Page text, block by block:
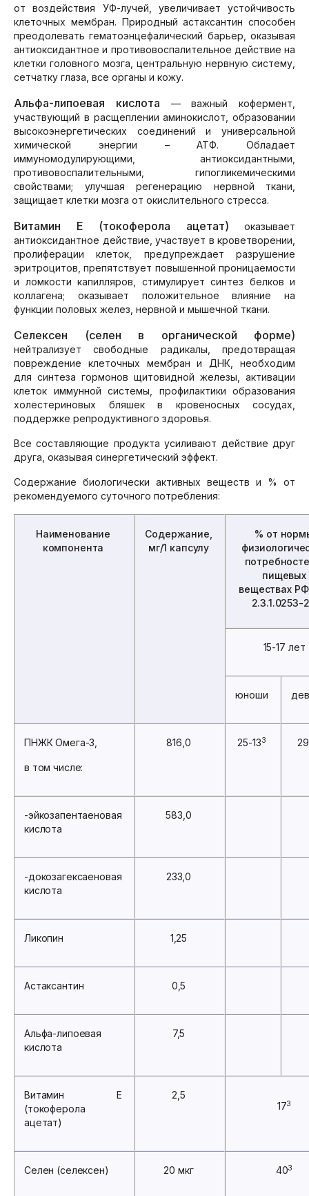
от воздействия УФ-лучей, увеличивает устойчивость
клеточных мембран. Природный астаксантин способен
преодолевать гематоэнцефалический барьер, оказывая
антиоксидантное и противовоспалительное действие на
клетки головного мозга, центральную нервную систему,
сетчатку глаза, все органы и кожу.
Альфа-липоевая кислота
— важный кофермент,
участвующий в расщеплении аминокислот, образовании
высокоэнергетических соединений и универсальной
химической энергии – АТФ. Обладает
иммуномодулирующими, антиоксидантными,
противовоспалительными, гипогликемическими
свойствами; улучшая регенерацию нервной ткани,
защищает клетки мозга от окислительного стресса.
Витамин Е (токоферола ацетат) оказывает
антиоксидантное действие, участвует в кроветворении,
пролиферации клеток, предупреждает разрушение
эритроцитов, препятствует повышенной проницаемости
и ломкости капилляров, стимулирует синтез белков и
коллагена; оказывает положительное влияние на
функции половых желез, нервной и мышечной ткани.
Селексен (селен в органической форме)
нейтрализует свободные радикалы, предотвращая
повреждение клеточных мембран и ДНК, необходим
для синтеза гормонов щитовидной железы, активации
клеток иммунной системы, профилактики образования
холестериновых бляшек в кровеносных сосудах,
поддержке репродуктивного здоровья.
Все составляющие продукта усиливают действие друг
друга, оказывая синергетический эффект.
Содержание биологически активных веществ и % от
рекомендуемого суточного потребления:
Наименование
компонента
Содержание,
мг/1 капсулу
% от
пищевых
веществах
2.3.1.0253-
15-17 лет
юноши
ПНЖК Омега-3,
в том числе:
816,0 25-133
-эйкозапентаеновая
кислота
583,0
-докозагексаеновая
кислота
233,0
Ликопин 1,25
Астаксантин 0,5
Альфа-липоевая
кислота
7,5
Витамин Е
(токоферола
ацетат)
2,5
173
Селен (селексен) 20 мкг 403